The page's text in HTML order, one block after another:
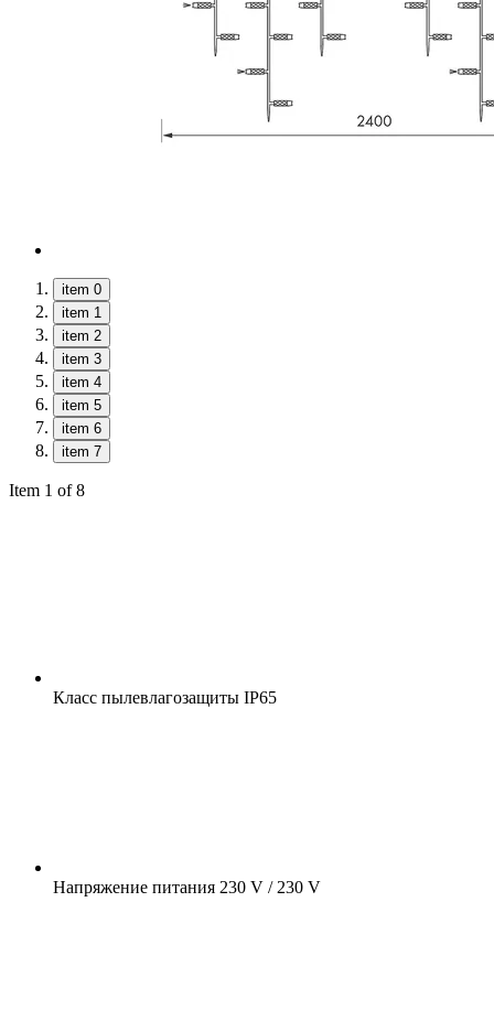
item 0
item 1
item 2
item 3
item 4
item 5
item 6
item 7
Item 1 of 8
Класс пылевлагозащиты IP65
Напряжение питания 230 V / 230 V